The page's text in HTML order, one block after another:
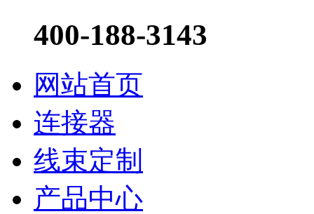
400-188-3143
网站首页
连接器
线束定制
产品中心